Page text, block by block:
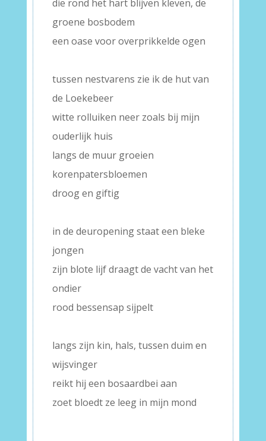
die rond het hart blijven kleven, de
groene bosbodem
een oase voor overprikkelde ogen
tussen nestvarens zie ik de hut van
de Loekebeer
witte rolluiken neer zoals bij mijn
ouderlijk huis
langs de muur groeien
korenpatersbloemen
droog en giftig
in de deuropening staat een bleke
jongen
zijn blote lijf draagt de vacht van het
ondier
rood bessensap sijpelt
langs zijn kin, hals, tussen duim en
wijsvinger
reikt hij een bosaardbei aan
zoet bloedt ze leeg in mijn mond